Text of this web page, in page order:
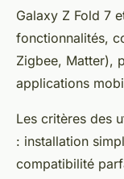
Galaxy Z Fold 7
fonctionnalités,
Zigbee, Matter),
applications
Les critères des
: installation
compatibilité